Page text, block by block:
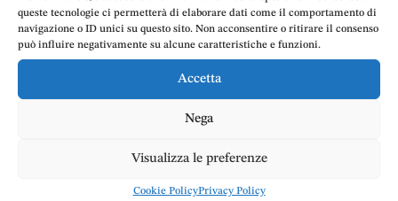
queste tecnologie ci permetterà di elaborare dati come il comportamento di
navigazione o ID unici su questo sito. Non acconsentire o ritirare il consenso
può influire negativamente su alcune caratteristiche e funzioni.
Accetta
Nega
Visualizza le preferenze
Cookie PolicyPrivacy Policy
E-mail